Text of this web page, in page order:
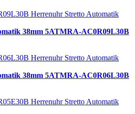
38mm 5ATMRA-AC0R09L30B
38mm 5ATMRA-AC0R06L30B